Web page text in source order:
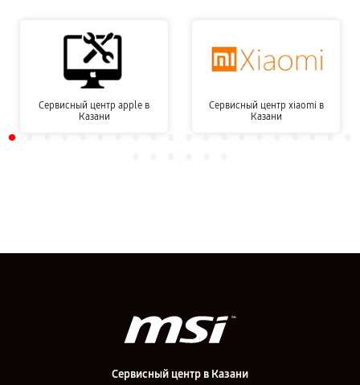
Сервисный центр apple в
Казани
Сервисный центр xiaomi в
Казани
Сервисный центр в Казани